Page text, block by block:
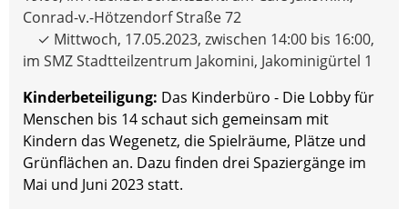
Conrad-v.-Hötzendorf Straße 72
✓ Mittwoch, 17.05.2023, zwischen 14:00 bis 16:00,
im SMZ Stadtteilzentrum Jakomini, Jakominigürtel 1
Kinderbeteiligung: Das Kinderbüro - Die Lobby für
Menschen bis 14 schaut sich gemeinsam mit
Kindern das Wegenetz, die Spielräume, Plätze und
Grünflächen an. Dazu finden drei Spaziergänge im
Mai und Juni 2023 statt.